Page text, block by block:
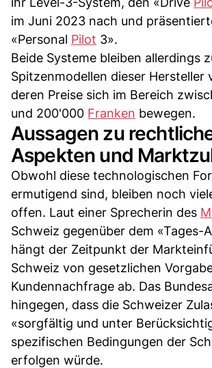
im Juni 2023 nach und
«Personal Pilot 3».
Beide Systeme bleiben allerdings
Spitzenmodellen dieser Hersteller
deren Preise sich im Bereich
und 200'000 Franken bewegen.
Aussagen zu
Aspekten und
Obwohl diese technologischen
ermutigend sind, bleiben noch
offen. Laut einer Sprecherin des
Schweiz gegenüber dem «Tages-
hängt der Zeitpunkt der
Schweiz von gesetzlichen
Kundennachfrage ab. Das
hingegen, dass die Schweizer
«sorgfältig und unter
spezifischen Bedingungen der
erfolgen würde.